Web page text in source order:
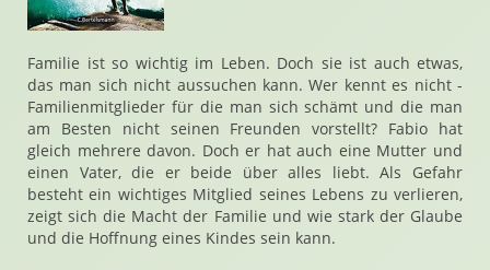
Familie ist so wichtig im Leben. Doch sie ist auch etwas,
das man sich nicht aussuchen kann. Wer kennt es nicht -
Familienmitglieder für die man sich schämt und die man
am Besten nicht seinen Freunden vorstellt? Fabio hat
gleich mehrere davon. Doch er hat auch eine Mutter und
einen Vater, die er beide über alles liebt. Als Gefahr
besteht ein wichtiges Mitglied seines Lebens zu verlieren,
zeigt sich die Macht der Familie und wie stark der Glaube
und die Hoffnung eines Kindes sein kann.